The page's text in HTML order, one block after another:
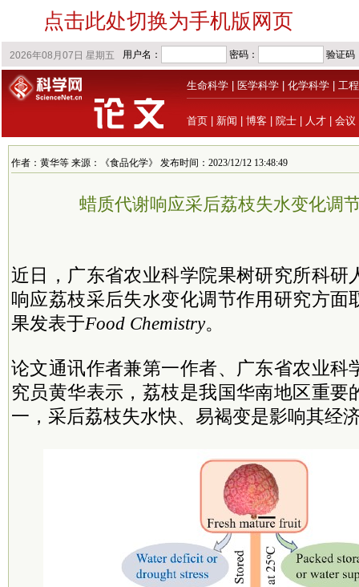
点击此处切换为手机版网页
生命科学 医学科学 化学科学 工
首页 新闻 博客 院士 人才 会议
作者：黄华等 来源：《食品化学》 发布时间：2023/12/12 13:48:49
蜡质代谢响应采后荔枝失水变化调
近日，广东省农业科学院果树研究所科研
响应荔枝采后失水变化调节作用研究方面
果发表于Food Chemistry。
论文通讯作者兼第一作者、广东省农业科
究员黄华表示，荔枝是我国华南地区重要
一，采后荔枝失水快、易褐变是影响其经